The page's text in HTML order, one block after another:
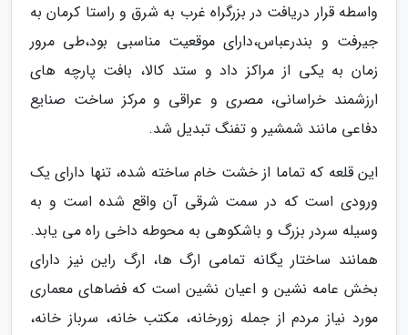
واسطه قرار دریافت در بزرگراه غرب به شرق و راستا کرمان به
جیرفت و بندرعباس،دارای موقعیت مناسبی بود،طی مرور
زمان به یکی از مراکز داد و ستد کالا، بافت پارچه های
ارزشمند خراسانی، مصری و عراقی و مرکز ساخت صنایع
دفاعی مانند شمشیر و تفنگ تبدیل شد.
این قلعه که تماما از خشت خام ساخته شده، تنها دارای یک
ورودی است که در سمت شرقی آن واقع شده است و به
وسیله سردر بزرگ و باشکوهی به محوطه داخی راه می یابد.
همانند ساختار یگانه تمامی ارگ ها، ارگ راین نیز دارای
بخش عامه نشین و اعیان نشین است که فضاهای معماری
مورد نیاز مردم از جمله زورخانه، مکتب خانه، سرباز خانه،